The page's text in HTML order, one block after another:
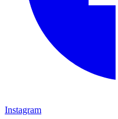
Instagram